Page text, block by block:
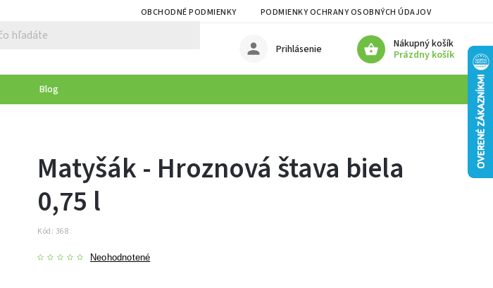
OBCHODNÉ PODMIENKY PODMIENKY OCHRANY OSOBNÝCH ÚDAJOV
Nákupný košík
Prázdny košík
Prihlásenie
Blog
Matyšák - Hroznová štava biela
0,75 l
Kód: 368
Neohodnotené